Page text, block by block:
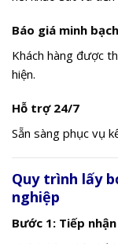
Báo giá minh bạch
Khách hàng được
hiện.
Hỗ trợ 24/7
Sẵn sàng phục vụ
Quy trình lấy
nghiệp
Bước 1: Tiếp